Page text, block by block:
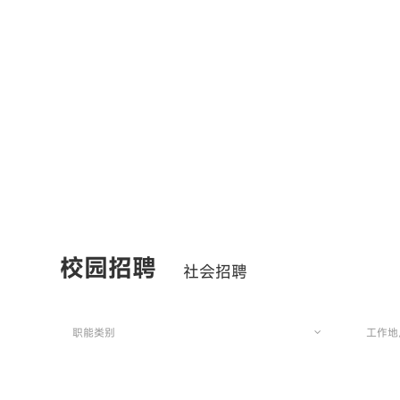
校园招聘 社会招聘
职能类别 工作